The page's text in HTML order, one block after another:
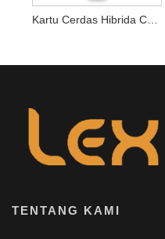
Kartu Cerdas Hibrida Chip Ganda Kontak Tanpa Kontak
TENTANG KAMI